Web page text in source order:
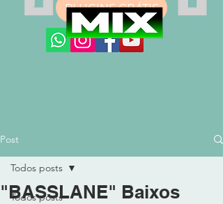
PLUGINS GRÁTIS
Post
Todos posts
Todos posts
"BASSLANE" Baixos